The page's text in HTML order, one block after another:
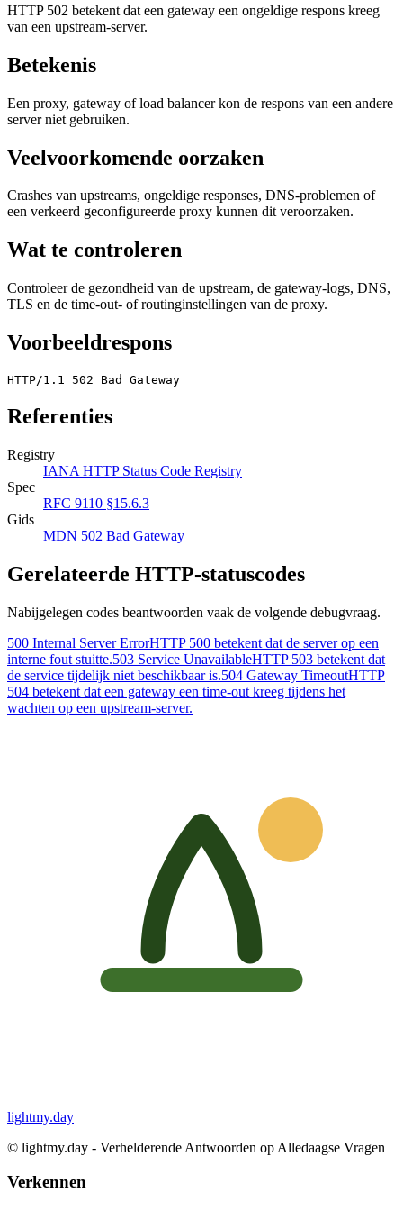
HTTP 502 betekent dat een gateway een ongeldige respons kreeg
van een upstream-server.
Betekenis
Een proxy, gateway of load balancer kon de respons van een andere
server niet gebruiken.
Veelvoorkomende oorzaken
Crashes van upstreams, ongeldige responses, DNS-problemen of
een verkeerd geconfigureerde proxy kunnen dit veroorzaken.
Wat te controleren
Controleer de gezondheid van de upstream, de gateway-logs, DNS,
TLS en de time-out- of routinginstellingen van de proxy.
Voorbeeldrespons
HTTP/1.1 502 Bad Gateway
Referenties
Registry
IANA HTTP Status Code Registry
Spec
RFC 9110 §15.6.3
Gids
MDN 502 Bad Gateway
Gerelateerde HTTP-statuscodes
Nabijgelegen codes beantwoorden vaak de volgende debugvraag.
500 Internal Server ErrorHTTP 500 betekent dat de server op een
interne fout stuitte.503 Service UnavailableHTTP 503 betekent dat
de service tijdelijk niet beschikbaar is.504 Gateway TimeoutHTTP
504 betekent dat een gateway een time-out kreeg tijdens het
wachten op een upstream-server.
lightmy.day
© lightmy.day - Verhelderende Antwoorden op Alledaagse Vragen
Verkennen